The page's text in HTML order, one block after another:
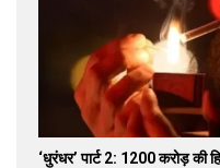
‘धुरंधर’ पार्ट 2: 1200 करोड़ की